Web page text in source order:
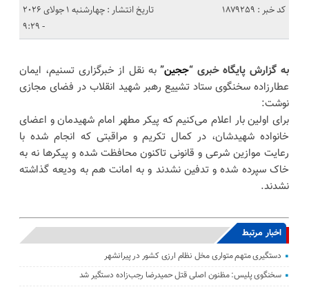
کد خبر : 1879259
تاریخ انتشار : چهارشنبه 1 جولای 2026
- 9:29
به گزارش پایگاه خبری “ججین”به نقل از خبرگزاری تسنیم، ایمان
عطارزاده سخنگوی ستاد تشییع رهبر شهید انقلاب در فضای مجازی
نوشت:
برای اولین بار اعلام می‌کنیم که پیکر مطهر امام شهیدمان و اعضای
خانواده شهیدشان، در کمال تکریم و مراقبتی که انجام شده با
رعایت موازین شرعی و قانونی تاکنون محافظت شده و پیکرها نه به
خاک سپرده شده و تدفین نشدند و به امانت هم به ودیعه گذاشته
نشدند.
اخبار مرتبط
دستگیری متهم متواری مخل نظام ارزی کشور در پیرانشهر
سخنگوی پلیس: مظنون اصلی قتل حمیدرضا رجب‌زاده دستگیر شد